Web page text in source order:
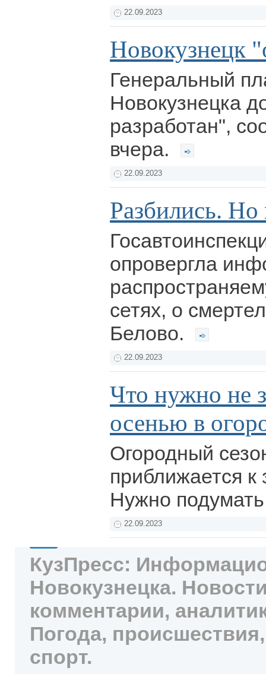
22.09.2023
Новокузнецк
Генеральный
Новокузнецка
разработан",
вчера.
22.09.2023
Разбились. Но
опровергла
сетях, о
Белово.
22.09.2023
Что нужно не
осенью в
Огородный
приближается
Нужно
22.09.2023
КузПресс:
Новокузнецка.
комментарии,
Погода,
спорт.